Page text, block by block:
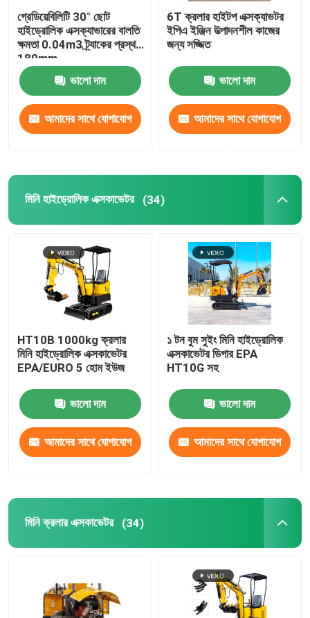
গ্রেডিয়েবিলিটি 30° ছোট
হাইড্রোলিক এক্সক্যাভারের বালতি
ক্ষমতা 0.04m3 ট্র্যাকের প্রস্থ
180mm
ভালো দাম
আমাদের সাথে যোগাযোগ
6T ক্রলার হাইটপ এক্সক্যাভটর
ইপিএ ইঞ্জিন উত্পাদনশীল কাজের
জন্য সজ্জিত
ভালো দাম
আমাদের সাথে যোগাযোগ
মিনি হাইড্রোলিক এক্সকাভেটর (34)
HT10B 1000kg ক্রলার
মিনি হাইড্রোলিক এক্সকাভেটর
EPA/EURO 5 হোম ইউজ
ভালো দাম
আমাদের সাথে যোগাযোগ
১ টন বুম সুইং মিনি হাইড্রোলিক
এক্সকাভেটর ডিগার EPA
HT10G সহ
ভালো দাম
আমাদের সাথে যোগাযোগ
মিনি ক্রলার এক্সকাভেটর (34)